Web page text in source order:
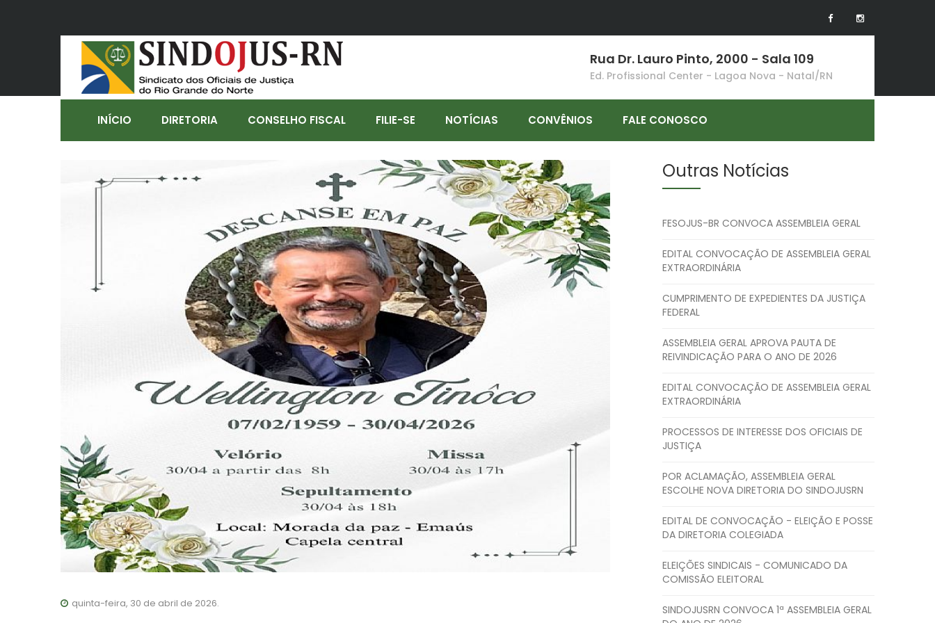
Rua Dr. Lauro Pinto, 2000 - Sala 109
Ed. Profissional Center - Lagoa Nova - Natal/RN
INÍCIO DIRETORIA CONSELHO FISCAL FILIE-SE NOTÍCIAS CONVÊNIOS FALE CONOSCO
quinta-feira, 30 de abril de 2026.
Outras Notícias
FESOJUS-BR CONVOCA ASSEMBLEIA GERAL
EDITAL CONVOCAÇÃO DE ASSEMBLEIA GERAL
EXTRAORDINÁRIA
CUMPRIMENTO DE EXPEDIENTES DA JUSTIÇA
FEDERAL
ASSEMBLEIA GERAL APROVA PAUTA DE
REIVINDICAÇÃO PARA O ANO DE 2026
EDITAL CONVOCAÇÃO DE ASSEMBLEIA GERAL
EXTRAORDINÁRIA
PROCESSOS DE INTERESSE DOS OFICIAIS DE
JUSTIÇA
POR ACLAMAÇÃO, ASSEMBLEIA GERAL
ESCOLHE NOVA DIRETORIA DO SINDOJUSRN
EDITAL DE CONVOCAÇÃO - ELEIÇÃO E POSSE
DA DIRETORIA COLEGIADA
ELEIÇÕES SINDICAIS - COMUNICADO DA
COMISSÃO ELEITORAL
SINDOJUSRN CONVOCA 1ª ASSEMBLEIA GERAL